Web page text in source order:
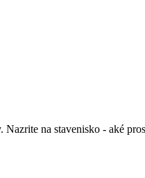
na stavenisko - aké